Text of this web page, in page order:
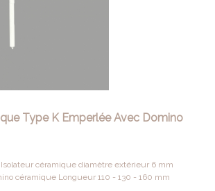
Type K Emperlée Avec Domino
céramique diamètre extérieur 6 mm
céramique Longueur 110 - 130 - 160 mm